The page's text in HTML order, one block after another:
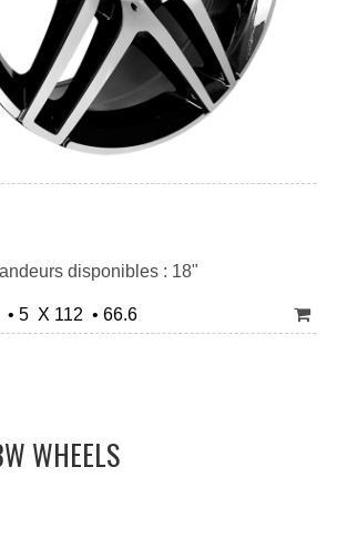
disponibles : 18"
5 X 112 • 66.6
WHEELS